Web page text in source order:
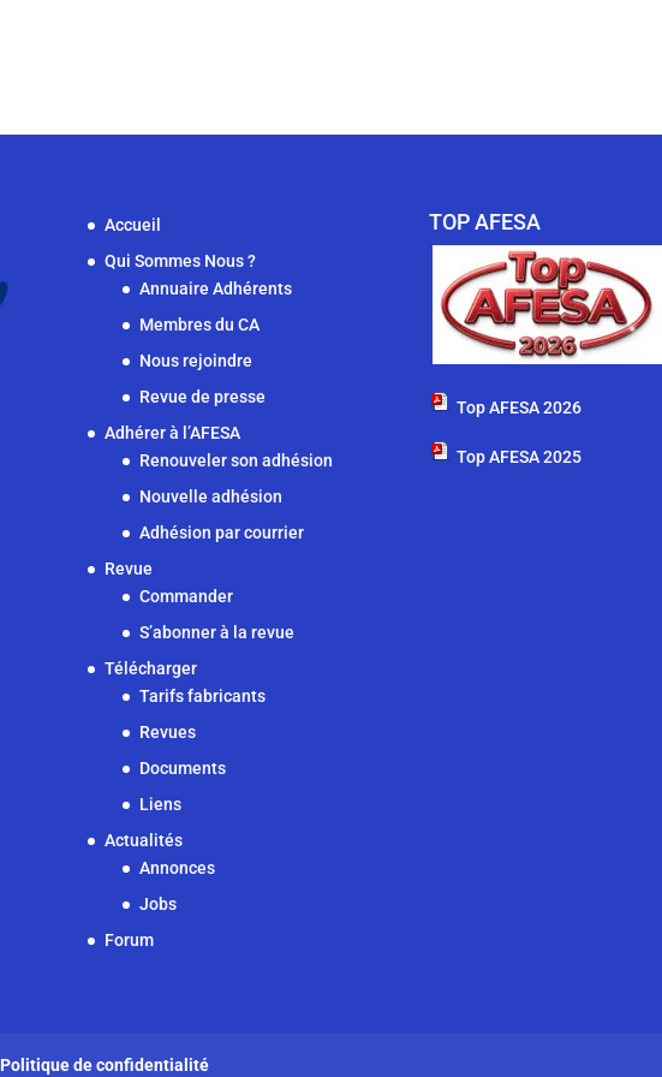
Accueil
Qui Sommes Nous ?
Annuaire Adhérents
Membres du CA
Nous rejoindre
Revue de presse
Adhérer à l’AFESA
Renouveler son adhésion
Nouvelle adhésion
Adhésion par courrier
Revue
Commander
S’abonner à la revue
Télécharger
Tarifs fabricants
Revues
Documents
Liens
Actualités
Annonces
Jobs
Forum
TOP AFESA
Top AFESA 2026
Top AFESA 2025
Politique de confidentialité